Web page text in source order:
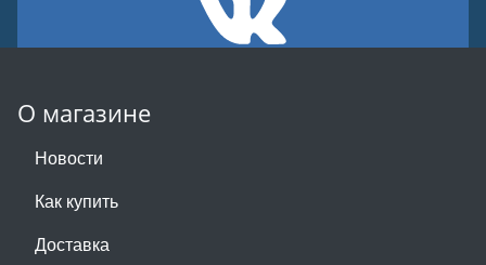
О магазине
Новости
Как купить
Доставка